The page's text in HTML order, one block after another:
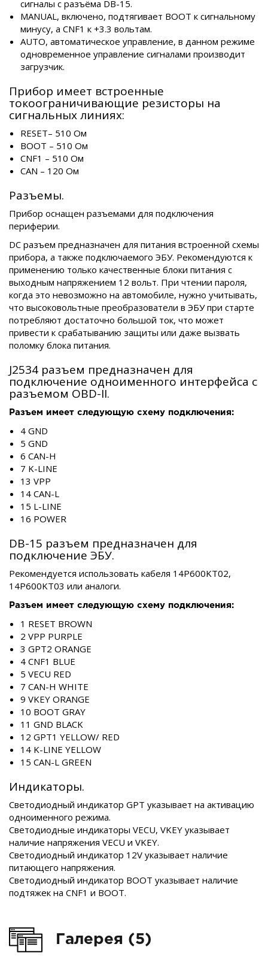
сигналы с разъёма DB-15.
MANUAL, включено, подтягивает BOOT к сигнальному
минусу, а CNF1 к +3.3 вольтам.
AUTO, автоматическое управление, в данном режиме
одновременное управление сигналами производит
загрузчик.
Прибор имеет встроенные
токоограничивающие резисторы на
сигнальных линиях:
RESET– 510 Ом
BOOT – 510 Ом
CNF1 – 510 Ом
CAN – 120 Ом
Разъемы.
Прибор оснащен разъемами для подключения
периферии.
DC разъем предназначен для питания встроенной схемы
прибора, а также подключаемого ЭБУ. Рекомендуются к
применению только качественные блоки питания с
выходным напряжением 12 вольт. При чтении пароля,
когда это невозможно на автомобиле, нужно учитывать,
что высоковольтные преобразователи в ЭБУ при старте
потребляют достаточно большой ток, что может
привести к срабатыванию защиты или даже вызвать
поломку блока питания.
J2534 разъем предназначен для
подключение одноименного интерфейса с
разъемом OBD-II.
Разъем имеет следующую схему подключения:
4 GND
5 GND
6 CAN-H
7 K-LINE
13 VPP
14 CAN-L
15 L-LINE
16 POWER
DB-15 разъем предназначен для
подключение ЭБУ.
Рекомендуется использовать кабеля 14P600KT02,
14P600KT03 или аналоги.
Разъем имеет следующую схему подключения:
1 RESET BROWN
2 VPP PURPLE
3 GPT2 ORANGE
4 CNF1 BLUE
5 VECU RED
7 CAN-H WHITE
9 VKEY ORANGE
10 BOOT GRAY
11 GND BLACK
12 GPT1 YELLOW/ RED
14 K-LINE YELLOW
15 CAN-L GREEN
Индикаторы.
Светодиодный индикатор GPT указывает на активацию
одноименного режима.
Светодиодные индикаторы VECU, VKEY указывает
наличие напряжения VECU и VKEY.
Светодиодный индикатор 12V указывает наличие
питающего напряжения.
Светодиодный индикатор BOOT указывает наличие
подтяжек на CNF1 и BOOT.
Галерея (5)